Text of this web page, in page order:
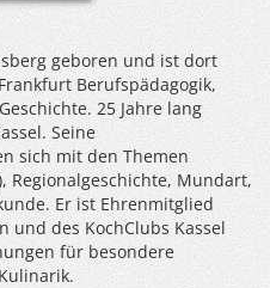
geboren und ist dort
Berufspädagogik,
25 Jahre lang
Seine
sich mit den Themen
Regionalgeschichte, Mundart,
Er ist Ehrenmitglied
und des KochClubs Kassel
für besondere